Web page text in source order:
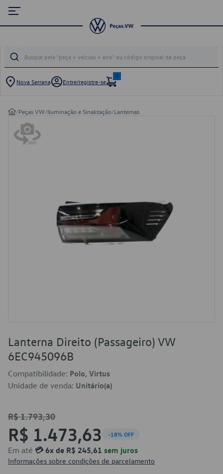
Nova Serrana Entre/registre-se
0
/Peças VW/Iluminação e Sinalização/Lanternas
Lanterna Direito (Passageiro) VW
6EC945096B
Compatibilidade: Polo, Virtus
Unidade de venda: Unitário(a)
R$ 1.793,30
R$ 1.473,63 -18% OFF
Em até 💳 6x de R$ 245,61 sem juros
Informações sobre condições de parcelamento